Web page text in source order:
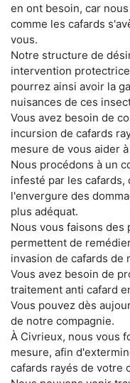
en ont besoin, car
comme les cafards
vous.
Notre structure de
intervention
pourrez ainsi avoir la
nuisances de ces
Vous avez besoin de
incursion de cafards
mesure de vous aider
Nous procédons à un
infesté par les
l'envergure des
plus adéquat.
Nous vous faisons
permettent de
invasion de cafards de
Vous avez besoin de
traitement anti cafard
Vous pouvez dès
de notre compagnie.
À Civrieux, nous vous
mesure, afin
cafards rayés de votre